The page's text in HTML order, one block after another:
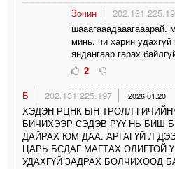
Зочин
шааагааадааагааарай.
минь. чи харин
яндангаар гарах
2
Б
202.131.225.197 2026.01.20
ХЭДЭН РЦНК-ЫН ТРОЛЛ
БИЧИХЭЭР СЭДЭВ РҮҮ НЬ БИШ
ДАЙРАХ ЮМ ДАА. АРГАГҮЙ Л
ЦАРЬ БСДАГ МАГТАХ ОЛИГТОЙ
УДАХГҮЙ ЗАДРАХ БОЛЧИХООД